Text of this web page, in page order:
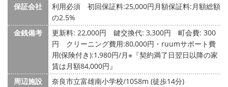
保証会社
利用必須 初回保証料:25,000円月額保証料:月額総額
の2.5%
金銭備考
更新料: 22,000円 鍵交換代: 3,300円
町会費: 300
円
クリーニング費用:80,000円・ruumサポート費
用(保険付き):1,980円/月※『契約満了日翌日以降の家
賃は月額84,000円』
周辺施設
奈良市立富雄南小学校/1058m (徒歩14分)